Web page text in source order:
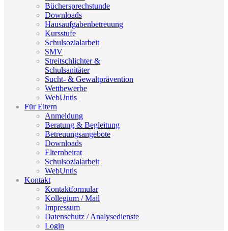
Büchersprechstunde
Downloads
Hausaufgabenbetreuung
Kursstufe
Schulsozialarbeit
SMV
Streitschlichter &
Schulsanitäter
Sucht- & Gewaltprävention
Wettbewerbe
WebUntis_
Für Eltern
Anmeldung
Beratung & Begleitung
Betreuungsangebote
Downloads
Elternbeirat
Schulsozialarbeit
WebUntis
Kontakt
Kontaktformular
Kollegium / Mail
Impressum
Datenschutz / Analysedienste
Login